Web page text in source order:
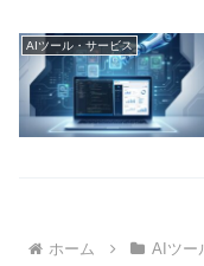
AIツール・サービス
ホーム AIツー